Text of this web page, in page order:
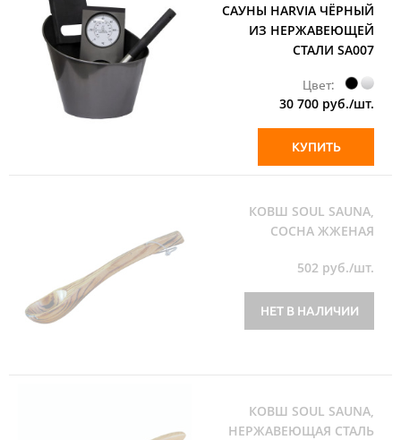
САУНЫ HARVIA ЧЁРНЫЙ
ИЗ НЕРЖАВЕЮЩЕЙ
СТАЛИ SA007
Цвет:
30 700 руб./шт.
КУПИТЬ
КОВШ SOUL SAUNA,
СОСНА ЖЖЕНАЯ
502 руб./шт.
НЕТ В НАЛИЧИИ
КОВШ SOUL SAUNA,
НЕРЖАВЕЮЩАЯ СТАЛЬ